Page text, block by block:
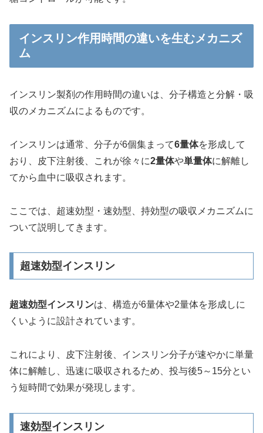
インスリン作用時間の違いを生むメカニズ
ム
インスリン製剤の作用時間の違いは、分子構造と分解・吸
収のメカニズムによるものです。
インスリンは通常、分子が6個集まって6量体を形成して
おり、皮下注射後、これが徐々に2量体や単量体に解離し
てから血中に吸収されます。
ここでは、超速効型・速効型、持効型の吸収メカニズムに
ついて説明してきます。
超速効型インスリン
超速効型インスリンは、構造が6量体や2量体を形成しに
くいように設計されています。
これにより、皮下注射後、インスリン分子が速やかに単量
体に解離し、迅速に吸収されるため、投与後5～15分とい
う短時間で効果が発現します。
速効型インスリン